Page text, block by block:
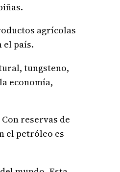
agrícolas
el país.
tungsteno,
economía,
reservas de
el petróleo es